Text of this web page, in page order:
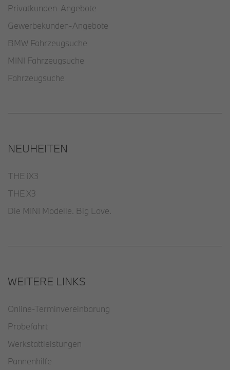
Privatkunden-Angebote
Gewerbekunden-Angebote
BMW Fahrzeugsuche
MINI Fahrzeugsuche
Fahrzeugsuche
NEUHEITEN
THE iX3
THE X3
Die MINI Modelle. Big Love.
WEITERE LINKS
Online-Terminvereinbarung
Probefahrt
Werkstattleistungen
Pannenhilfe